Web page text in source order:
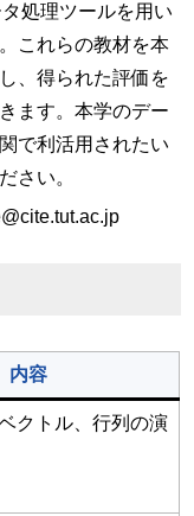
処理ツールを用い
これらの教材を本
、得られた評価を
ます。本学のデー
で利活用されたい
さい。
内容
クトル、行列の演